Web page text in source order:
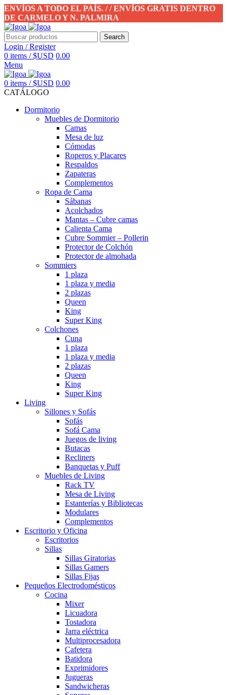
ENVÍOS A TODO EL PAÍS. / / ENVÍOS GRATIS DENTRO
DE CARMELO Y N. PALMIRA
Search
Login / Register
0 items / $USD 0.00
Menu
0 items / $USD 0.00
CATÁLOGO
Dormitorio
Muebles de Dormitorio
Camas
Mesa de luz
Cómodas
Roperos y Placares
Respaldos
Zapateras
Complementos
Ropa de Cama
Sábanas
Acolchados
Mantas – Cubre camas
Calienta Cama
Cubre Sommier – Pollerin
Protector de Colchón
Protector de almohada
Sommiers
1 plaza
1 plaza y media
2 plazas
Queen
King
Super King
Colchones
Cuna
1 plaza
1 plaza y media
2 plazas
Queen
King
Super King
Living
Sillones y Sofás
Sofás
Sofá Cama
Juegos de living
Butacas
Recliners
Banquetas y Puff
Muebles de Living
Rack TV
Mesa de Living
Estanterías y Bibliotecas
Modulares
Complementos
Escritorio y Oficina
Escritorios
Sillas
Sillas Giratorias
Sillas Gamers
Sillas Fijas
Pequeños Electrodomésticos
Cocina
Mixer
Licuadora
Tostadora
Jarra eléctrica
Multiprocesadora
Cafetera
Batidora
Exprimidores
Jugueras
Sandwicheras